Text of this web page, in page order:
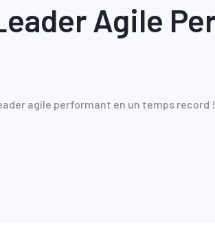
Agile
agile performant en un temps record !